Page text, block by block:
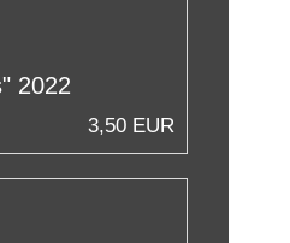
2022
3,50 EUR